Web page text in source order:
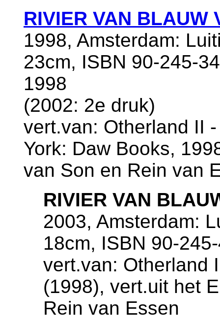
RIVIER VAN BLAUW
1998, Amsterdam:
23cm, ISBN 90-245-
1998
(2002: 2e druk)
vert.van: Otherland II
York: Daw Books,
van Son en Rein van
RIVIER VAN
2003, Amsterdam:
18cm, ISBN 90-
vert.van: Otherland
(1998), vert.uit het
Rein van Essen